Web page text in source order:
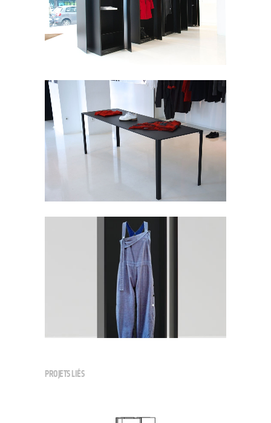
PROJETS LIÉS